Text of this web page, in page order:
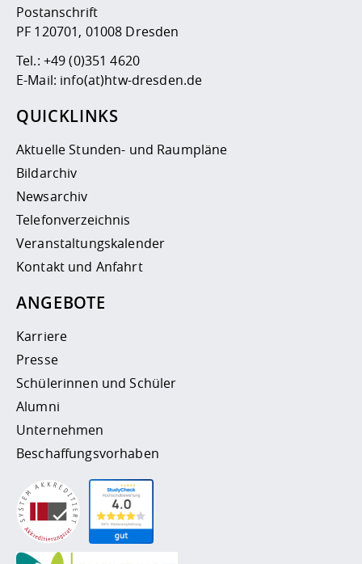
Postanschrift
PF 120701, 01008 Dresden
Tel.: +49 (0)351 4620
E-Mail: info(at)htw-dresden.de
QUICKLINKS
Aktuelle Stunden- und Raumpläne
Bildarchiv
Newsarchiv
Telefonverzeichnis
Veranstaltungskalender
Kontakt und Anfahrt
ANGEBOTE
Karriere
Presse
Schülerinnen und Schüler
Alumni
Unternehmen
Beschaffungsvorhaben